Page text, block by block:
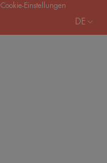
Cookie-Einstellungen
DE